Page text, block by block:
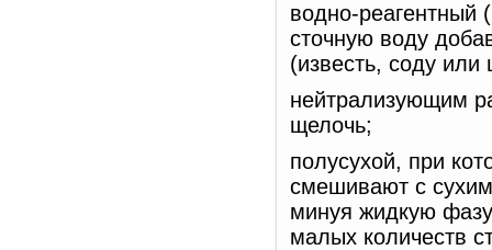
водно-реагентный
сточную воду
(известь, соду или
нейтрализующим
щелочь;
полусухой, при
смешивают с
минуя жидкую
малых количеств